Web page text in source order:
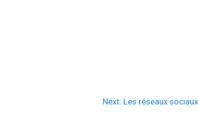
Next: Next
Les réseaux sociaux